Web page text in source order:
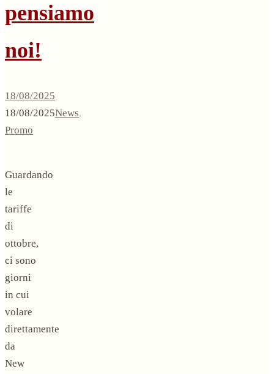
pensiamo
noi!
18/08/2025
18/08/2025News,
Promo
Guardando
le
tariffe
di
ottobre,
ci sono
giorni
in cui
volare
direttamente
da
New